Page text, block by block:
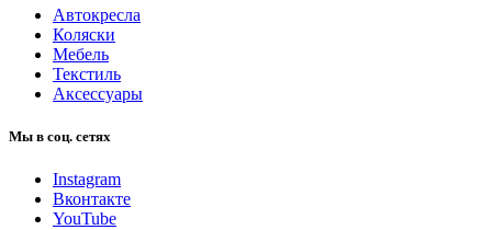
Автокресла
Коляски
Мебель
Текстиль
Аксессуары
Мы в соц. сетях
Instagram
Вконтакте
YouTube